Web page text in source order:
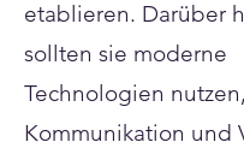
etablieren. Darüber
sollten sie moderne
Technologien
Kommunikation und